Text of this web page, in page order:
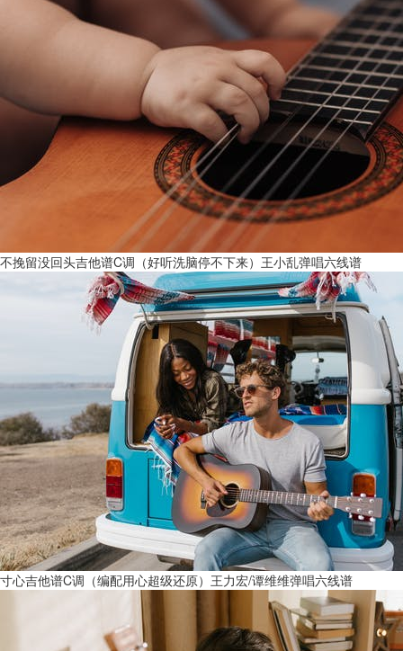
不挽留没回头吉他谱C调（好听洗脑停不下来）王小乱弹唱六线谱
寸心吉他谱C调（编配用心超级还原）王力宏/谭维维弹唱六线谱